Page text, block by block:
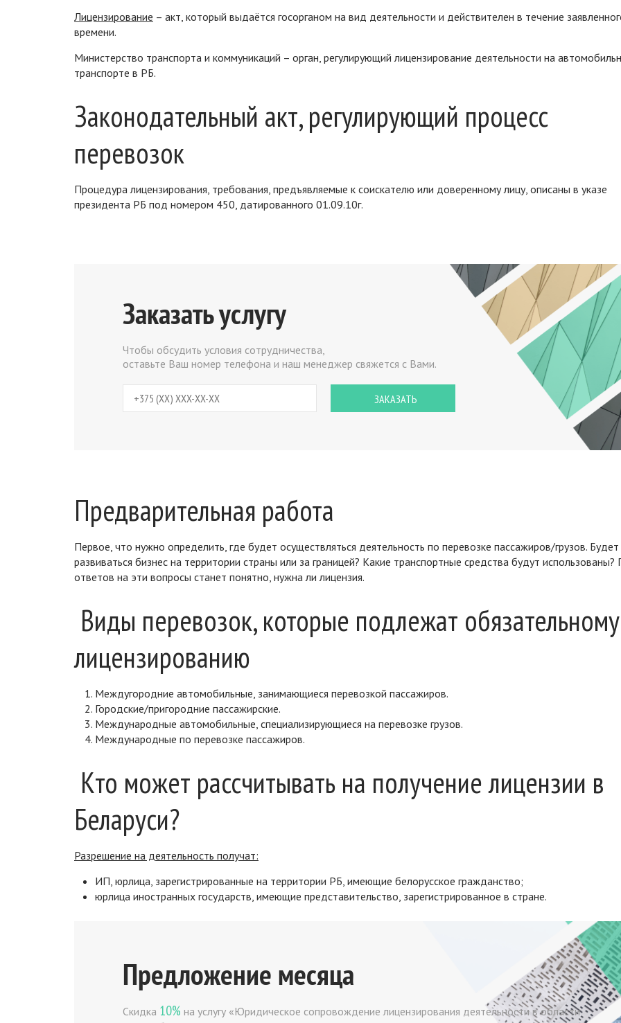
Лицензирование – акт, который выдаётся госорганом на вид деятельности и действителен в течение
времени.
Министерство транспорта и коммуникаций – орган, регулирующий лицензирование деятельности на
транспорте в РБ.
Законодательный акт, регулирующий процесс
перевозок
Процедура лицензирования, требования, предъявляемые к соискателю или доверенному лицу, описаны в указе
президента РБ под номером 450, датированного 01.09.10г.
Заказать услугу
Чтобы обсудить условия сотрудничества,
оставьте Ваш номер телефона и наш менеджер свяжется с Вами.
Предварительная работа
Первое, что нужно определить, где будет осуществляться деятельность по перевозке пассажиров/грузов.
развиваться бизнес на территории страны или за границей? Какие транспортные средства будут использованы?
ответов на эти вопросы станет понятно, нужна ли лицензия.
Виды перевозок, которые подлежат обязательному
лицензированию
Междугородние автомобильные, занимающиеся перевозкой пассажиров.
Городские/пригородние пассажирские.
Международные автомобильные, специализирующиеся на перевозке грузов.
Международные по перевозке пассажиров.
Кто может рассчитывать на получение лицензии в
Беларуси?
Разрешение на деятельность получат:
ИП, юрлица, зарегистрированные на территории РБ, имеющие белорусское гражданство;
юрлица иностранных государств, имеющие представительство, зарегистрированное в стране.
Предложение месяца
Скидка 10% на услугу «Юридическое сопровождение лицензирования деятельности в области